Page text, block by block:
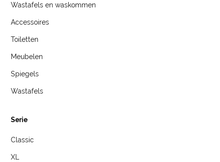
Wastafels en waskommen
Accessoires
Toiletten
Meubelen
Spiegels
Wastafels
Serie
Classic
XL